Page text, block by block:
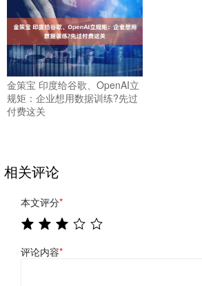
金策宝 印度给谷歌、OpenAI立
规矩：企业想用数据训练?先过
付费这关
相关评论
本文评分*
评论内容*